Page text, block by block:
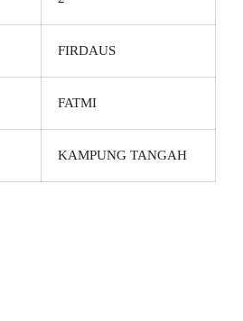
FIRDAUS
FATMI
KAMPUNG TANGAH